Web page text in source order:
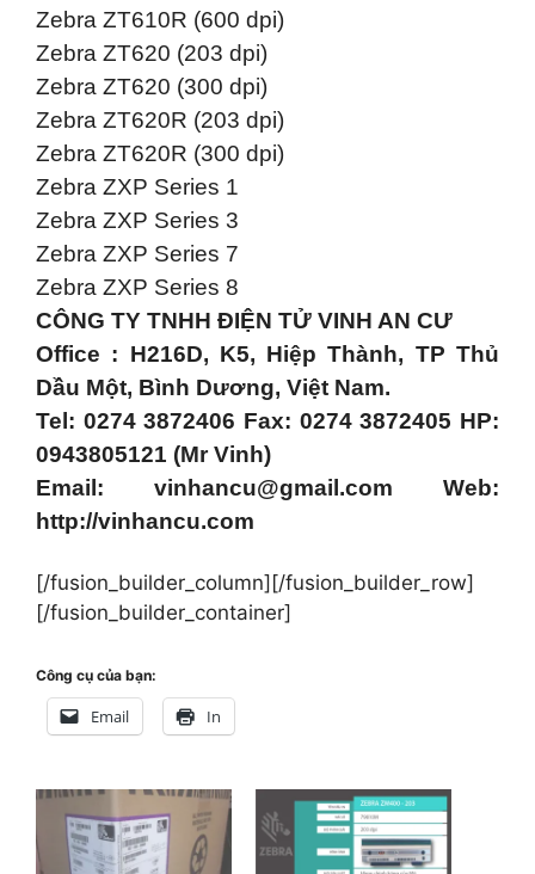
Zebra ZT610R (600 dpi)
Zebra ZT620 (203 dpi)
Zebra ZT620 (300 dpi)
Zebra ZT620R (203 dpi)
Zebra ZT620R (300 dpi)
Zebra ZXP Series 1
Zebra ZXP Series 3
Zebra ZXP Series 7
Zebra ZXP Series 8
CÔNG TY TNHH ĐIỆN TỬ VINH AN CƯ
Office : H216D, K5, Hiệp Thành, TP Thủ
Dầu Một, Bình Dương, Việt Nam.
Tel: 0274 3872406 Fax: 0274 3872405 HP:
0943805121 (Mr Vinh)
Email: vinhancu@gmail.com Web:
http://vinhancu.com
[/fusion_builder_column][/fusion_builder_row]
[/fusion_builder_container]
Công cụ của bạn:
Email In